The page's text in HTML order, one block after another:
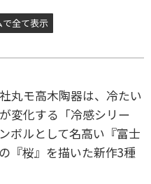
全て表示
丸モ高木陶器は、冷たい
変化する「冷感シリー
ボルとして名高い『富士
『桜』を描いた新作3種